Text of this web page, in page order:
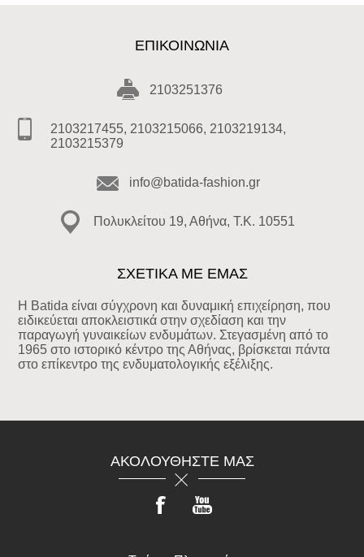
ΕΠΙΚΟΙΝΩΝΊΑ
2103251376
2103217455, 2103215066, 2103219134,
2103215379
info@batida-fashion.gr
Πολυκλείτου 19, Αθήνα, T.K. 10551
ΣΧΕΤΙΚΑ ΜΕ ΕΜΑΣ
Η Batida είναι σύγχρονη και δυναμική επιχείρηση, που
ειδικεύεται αποκλειστικά στην σχεδίαση και την
παραγωγή γυναικείων ενδυμάτων. Στεγασμένη από το
1965 στο ιστορικό κέντρο της Αθήνας, βρίσκεται πάντα
στο επίκεντρο της ενδυματολογικής εξέλιξης.
ΑΚΟΛΟΥΘΉΣΤΕ ΜΑΣ